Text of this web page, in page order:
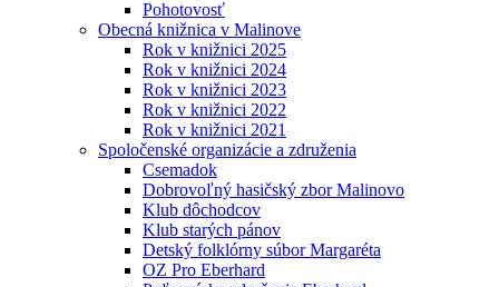
Pohotovosť
Obecná knižnica v Malinove
Rok v knižnici 2025
Rok v knižnici 2024
Rok v knižnici 2023
Rok v knižnici 2022
Rok v knižnici 2021
Spoločenské organizácie a združenia
Csemadok
Dobrovoľný hasičský zbor Malinovo
Klub dôchodcov
Klub starých pánov
Detský folklórny súbor Margaréta
OZ Pro Eberhard